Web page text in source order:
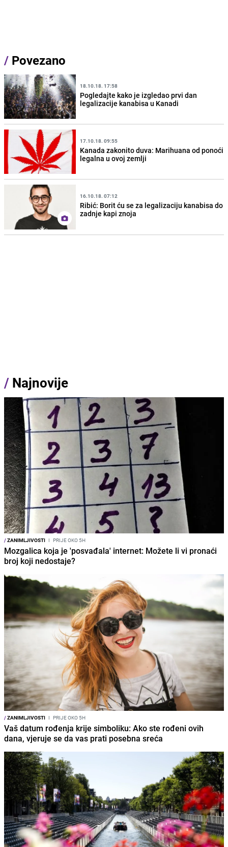
/ Povezano
18.10.18. 17:58
Pogledajte kako je izgledao prvi dan
legalizacije kanabisa u Kanadi
17.10.18. 09:55
Kanada zakonito duva: Marihuana od ponoći
legalna u ovoj zemlji
16.10.18. 07:12
Ribić: Borit ću se za legalizaciju kanabisa do
zadnje kapi znoja
/ Najnovije
/ZANIMLJIVOSTI I PRIJE OKO 5H
Mozgalica koja je 'posvađala' internet: Možete li vi pronaći
broj koji nedostaje?
/ZANIMLJIVOSTI I PRIJE OKO 5H
Vaš datum rođenja krije simboliku: Ako ste rođeni ovih
dana, vjeruje se da vas prati posebna sreća